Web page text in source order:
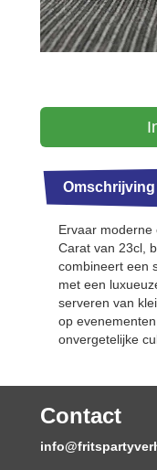
Omschrijving
Ervaar
Carat van 23cl,
combineert een
met een
serveren van
op
onvergetelijke
Contact